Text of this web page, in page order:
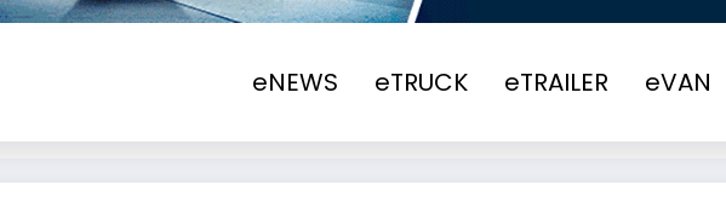
eNEWS eTRUCK eTRAILER eVAN
Autobuzul MAN Lion’s City 12 E LE a primit